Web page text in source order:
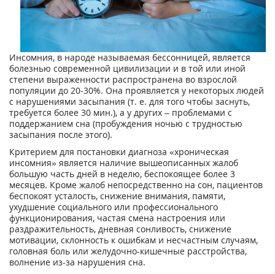
Инсомния, в народе называемая бессонницей, является
болезнью современной цивилизации и в той или иной
степени выраженности распространена во взрослой
популяции до 20-30%. Она проявляется у некоторых людей
с нарушениями засыпания (т. е. для того чтобы заснуть,
требуется более 30 мин.), а у других – проблемами с
поддержанием сна (пробуждения ночью с трудностью
засыпания после этого).
Критерием для постановки диагноза «хроническая
инсомния» является наличие вышеописанных жалоб
большую часть дней в неделю, беспокоящее более 3
месяцев. Кроме жалоб непосредственно на сон, пациентов
беспокоят усталость, снижение внимания, памяти,
ухудшение социального или профессионального
функционирования, частая смена настроения или
раздражительность, дневная сонливость, снижение
мотивации, склонность к ошибкам и несчастным случаям,
головная боль или желудочно-кишечные расстройства,
волнение из-за нарушения сна.